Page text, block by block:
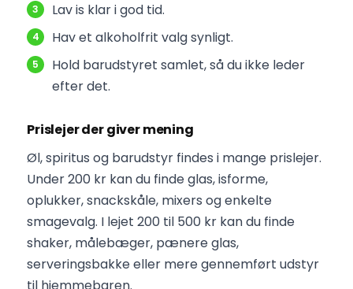
Lav is klar i god tid.
Hav et alkoholfrit valg synligt.
Hold barudstyret samlet, så du ikke leder
efter det.
Prislejer der giver mening
Øl, spiritus og barudstyr findes i mange prislejer.
Under 200 kr kan du finde glas, isforme,
oplukker, snackskåle, mixers og enkelte
smagevalg. I lejet 200 til 500 kr kan du finde
shaker, målebæger, pænere glas,
serveringsbakke eller mere gennemført udstyr